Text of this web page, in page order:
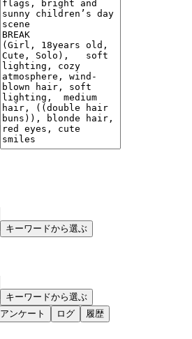
キーワードから選ぶ
キーワードから選ぶ
アンケート ログ 履歴